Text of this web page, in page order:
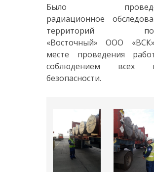
Было
радиационное
территорий
«Восточный» ООО
месте проведения
соблюдением всех
безопасности.